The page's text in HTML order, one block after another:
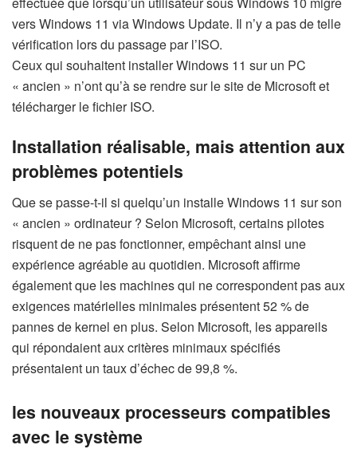
vers Windows 11 via Windows Update. Il n’y a pas de telle
vérification lors du passage par l’ISO.
Ceux qui souhaitent installer Windows 11 sur un PC
« ancien » n’ont qu’à se rendre sur le site de Microsoft et
télécharger le fichier ISO.
Installation réalisable, mais attention aux
problèmes potentiels
Que se passe-t-il si quelqu’un installe Windows 11 sur son
« ancien » ordinateur ? Selon Microsoft, certains pilotes
risquent de ne pas fonctionner, empêchant ainsi une
expérience agréable au quotidien. Microsoft affirme
également que les machines qui ne correspondent pas aux
exigences matérielles minimales présentent 52 % de
pannes de kernel en plus. Selon Microsoft, les appareils
qui répondaient aux critères minimaux spécifiés
présentaient un taux d’échec de 99,8 %.
les nouveaux processeurs compatibles
avec le système